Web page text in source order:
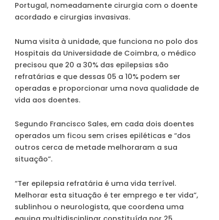
Portugal, nomeadamente cirurgia com o doente
acordado e cirurgias invasivas.
Numa visita à unidade, que funciona no polo dos
Hospitais da Universidade de Coimbra, o médico
precisou que 20 a 30% das epilepsias são
refratárias e que dessas 05 a 10% podem ser
operadas e proporcionar uma nova qualidade de
vida aos doentes.
Segundo Francisco Sales, em cada dois doentes
operados um ficou sem crises epiléticas e “dos
outros cerca de metade melhoraram a sua
situação”.
“Ter epilepsia refratária é uma vida terrível.
Melhorar esta situação é ter emprego e ter vida”,
sublinhou o neurologista, que coordena uma